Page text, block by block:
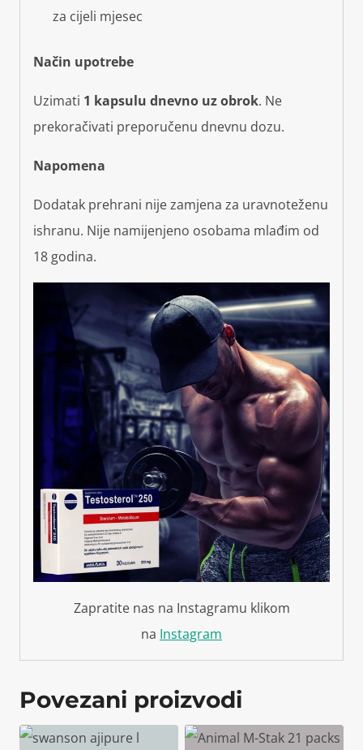
za cijeli mjesec
Način upotrebe
Uzimati 1 kapsulu dnevno uz obrok. Ne
prekoračivati preporučenu dnevnu dozu.
Napomena
Dodatak prehrani nije zamjena za uravnoteženu
ishranu. Nije namijenjeno osobama mlađim od
18 godina.
Zapratite nas na Instagramu klikom
na Instagram
Povezani proizvodi